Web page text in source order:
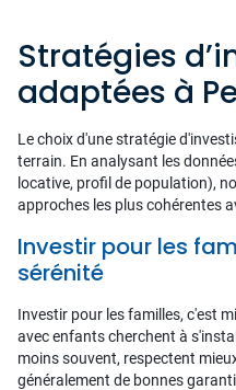
Stratégies
adaptées à
Le choix d'une stratégie
terrain. En analysant les
locative, profil de population),
approches les plus cohérentes
Investir pour les
sérénité
Investir pour les familles, c'est
avec enfants cherchent à
moins souvent, respectent
généralement de bonnes